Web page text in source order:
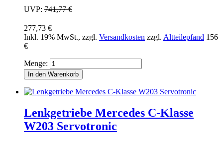
UVP: 741,77 €
277,73 €
Inkl. 19% MwSt., zzgl. Versandkosten zzgl. Altteilepfand 156
€
Menge:
In den Warenkorb
Lenkgetriebe Mercedes C-Klasse
W203 Servotronic